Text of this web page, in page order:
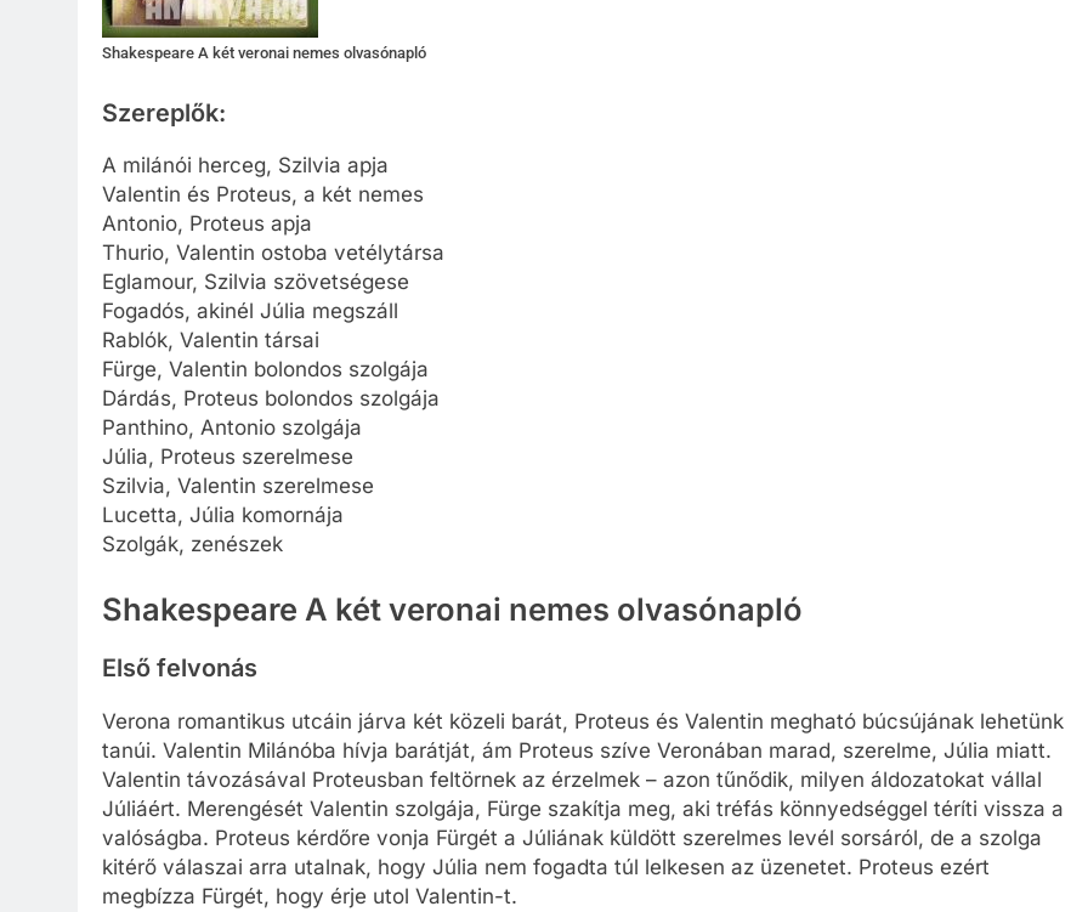
Shakespeare A két veronai nemes olvasónapló
Szereplők:
A milánói herceg, Szilvia apja
Valentin és Proteus, a két nemes
Antonio, Proteus apja
Thurio, Valentin ostoba vetélytársa
Eglamour, Szilvia szövetségese
Fogadós, akinél Júlia megszáll
Rablók, Valentin társai
Fürge, Valentin bolondos szolgája
Dárdás, Proteus bolondos szolgája
Panthino, Antonio szolgája
Júlia, Proteus szerelmese
Szilvia, Valentin szerelmese
Lucetta, Júlia komornája
Szolgák, zenészek
Shakespeare A két veronai nemes olvasónapló
Első felvonás
Verona romantikus utcáin járva két közeli barát, Proteus és Valentin megható búcsújának lehetünk
tanúi. Valentin Milánóba hívja barátját, ám Proteus szíve Veronában marad, szerelme, Júlia miatt.
Valentin távozásával Proteusban feltörnek az érzelmek – azon tűnődik, milyen áldozatokat vállal
Júliáért. Merengését Valentin szolgája, Fürge szakítja meg, aki tréfás könnyedséggel téríti vissza a
valóságba. Proteus kérdőre vonja Fürgét a Júliának küldött szerelmes levél sorsáról, de a szolga
kitérő válaszai arra utalnak, hogy Júlia nem fogadta túl lelkesen az üzenetet. Proteus ezért
megbízza Fürgét, hogy érje utol Valentin-t.